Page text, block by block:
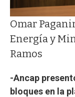
Omar
Energía y
Ramos
-Ancap
bloques en la